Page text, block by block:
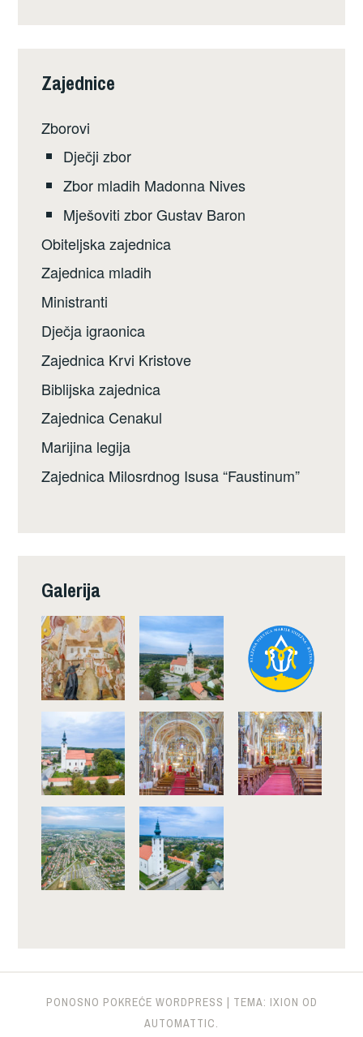
Zajednice
Zborovi
Dječji zbor
Zbor mladih Madonna Nives
Mješoviti zbor Gustav Baron
Obiteljska zajednica
Zajednica mladih
Ministranti
Dječja igraonica
Zajednica Krvi Kristove
Biblijska zajednica
Zajednica Cenakul
Marijina legija
Zajednica Milosrdnog Isusa “Faustinum”
Galerija
PONOSNO POKREĆE WORDPRESS | TEMA: IXION OD
AUTOMATTIC.